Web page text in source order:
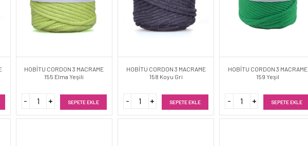
HOBİTU CORDON 3 MACRAME
155 Elma Yeşili
SEPETE EKLE
HOBİTU CORDON 3 MACRAME
158 Koyu Gri
SEPETE EKLE
HOBİTU CORDON 3 MACRAME
159 Yeşil
SEPETE EKLE